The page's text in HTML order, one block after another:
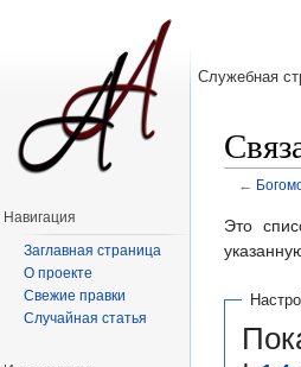
←
Это
Служебная
Навигация
Заглавная страница
О проекте
Свежие правки
Случайная статья